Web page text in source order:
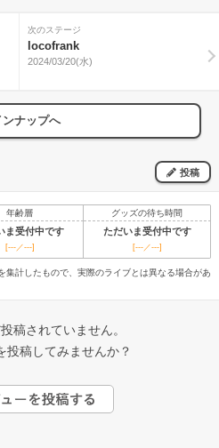
次のステージ
locofrank
2024/03/20(水)
ンナップへ
投稿
年齢層 グッズの待ち時間
ま受付中です ただいま受付中です
[---／---] [---／---]
計したもので、実際のライブとは異なる場合があ
稿されていません。
投稿してみませんか？